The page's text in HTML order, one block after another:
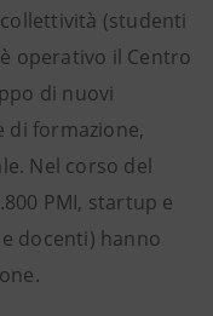
(studenti
operativo il Centro
di nuovi
di formazione,
Nel corso del
PMI, startup e
docenti) hanno